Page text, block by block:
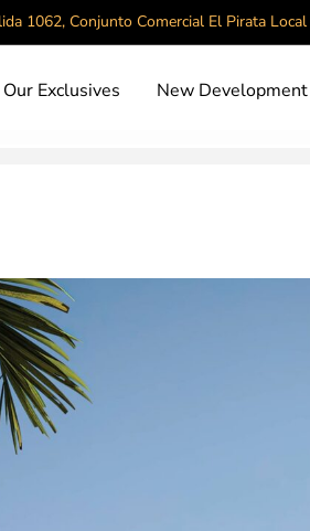
1062, Conjunto Comercial El Pirata
Our Exclusives New Development